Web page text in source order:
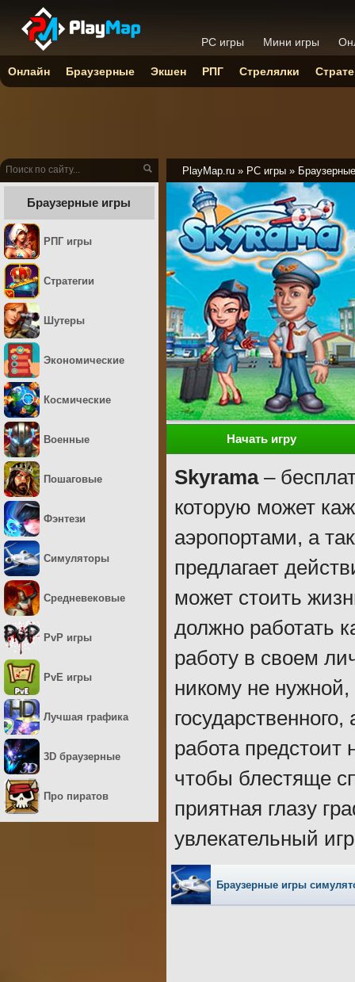
PlayMap.ru » PC игры » Браузерные
Начать игру
Skyrama–
которую может
аэропортами, а
предлагает
может стоить
должно работать
работу в своем
никому не
работа предстоит
чтобы блестяще
приятная глазу
увлекательный
Браузерные игры
Браузерные игры
РПГ игры
Стратегии
Шутеры
Экономические
Космические
Военные
Пошаговые
Фэнтези
Симуляторы
Средневековые
PvP игры
PvE игры
Лучшая графика
3D браузерные
Про пиратов
PC игры Мини игры
Онлайн Браузерные Экшен РПГ Стрелялки